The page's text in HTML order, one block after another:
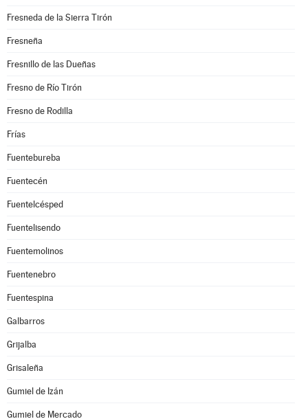
Fresneda de la Sierra Tirón
Fresneña
Fresnillo de las Dueñas
Fresno de Río Tirón
Fresno de Rodilla
Frías
Fuentebureba
Fuentecén
Fuentelcésped
Fuentelisendo
Fuentemolinos
Fuentenebro
Fuentespina
Galbarros
Grijalba
Grisaleña
Gumiel de Izán
Gumiel de Mercado